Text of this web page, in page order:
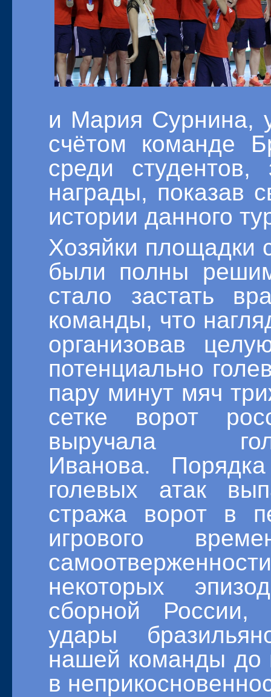
и Мария Сурнина,
счётом команде
среди студентов,
награды, показав
истории данного
Хозяйки площадки
были полны
стало застать
команды, что
организовав
потенциально
пару минут мяч
сетке ворот
выручала
Иванова.
голевых атак
стража ворот в
игрового
некоторых
сборной России,
удары
нашей команды до
в